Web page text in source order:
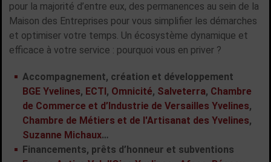
pour la majorité d’entre eux, des permanences au sein de la
Maison des Entreprises pour vous simplifier les démarches
et optimiser votre temps. Un écosystème dynamique et
efficace à votre service : pourquoi vous en priver ?
Accompagnement, création et développement
BGE Yvelines, ECTI , Omnicité, Salveterra, Chambre
de Commerce et d’Industrie de Versailles Yvelines,
Chambre de Métiers et de l'Artisanat des Yvelines,
Suzanne Michaux…
Financements, prêts d’honneur et subventions